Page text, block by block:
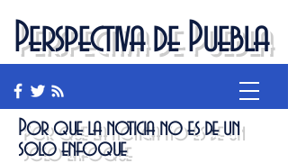
Perspectiva de Puebla
Por que la noticia no es de un
solo enfoque